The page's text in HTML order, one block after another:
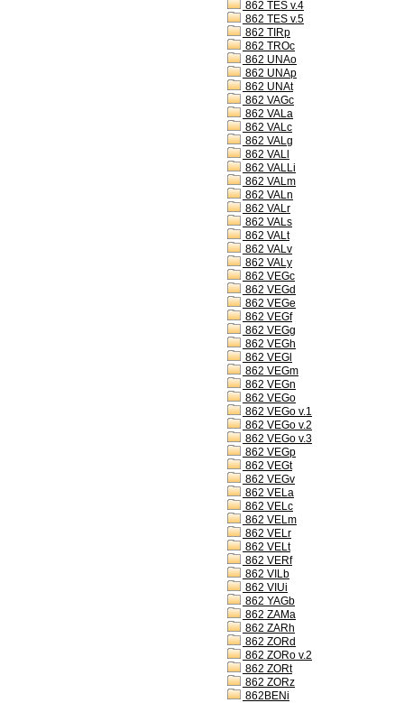
862 TES v.4
862 TES v.5
862 TIRp
862 TROc
862 UNAo
862 UNAp
862 UNAt
862 VAGc
862 VALa
862 VALc
862 VALg
862 VALl
862 VALLi
862 VALm
862 VALn
862 VALr
862 VALs
862 VALt
862 VALv
862 VALy
862 VEGc
862 VEGd
862 VEGe
862 VEGf
862 VEGg
862 VEGh
862 VEGl
862 VEGm
862 VEGn
862 VEGo
862 VEGo v.1
862 VEGo v.2
862 VEGo v.3
862 VEGp
862 VEGt
862 VEGv
862 VELa
862 VELc
862 VELm
862 VELr
862 VELt
862 VERf
862 VILb
862 VIUi
862 YAGb
862 ZAMa
862 ZARh
862 ZORd
862 ZORo v.2
862 ZORt
862 ZORz
862BENi